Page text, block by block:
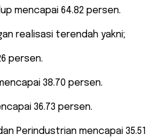
mencapai 64.82 persen.
realisasi terendah yakni;
persen.
38.70 persen.
36.73 persen.
Perindustrian mencapai 35.51